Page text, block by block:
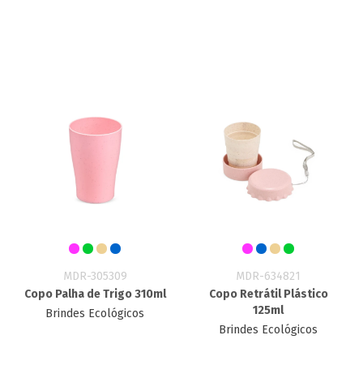
MDR-305309
Copo Palha de Trigo 310ml
Brindes Ecológicos
MDR-634821
Copo Retrátil Plástico
125ml
Brindes Ecológicos